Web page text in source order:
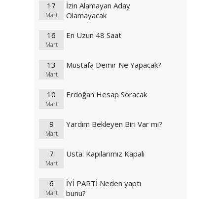
17
Mart
İzin Alamayan Aday
Olamayacak
16
Mart
En Uzun 48 Saat
13
Mart
Mustafa Demir Ne Yapacak?
10
Mart
Erdoğan Hesap Soracak
9
Mart
Yardım Bekleyen Biri Var mı?
7
Mart
Usta: Kapılarımız Kapalı
6
Mart
İYİ PARTİ Neden yaptı
bunu?